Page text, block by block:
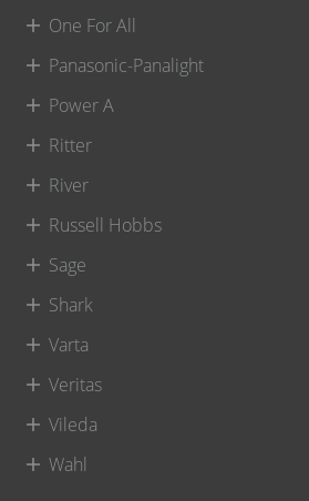
One For All
Panasonic-Panalight
Power A
Ritter
River
Russell Hobbs
Sage
Shark
Varta
Veritas
Vileda
Wahl